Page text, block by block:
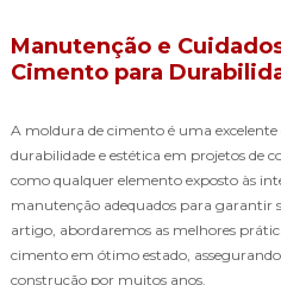
Manutenção e
Cimento para
A moldura de cimento é uma
durabilidade e estética em projetos de
como qualquer elemento exposto às
manutenção adequados para garantir
artigo, abordaremos as melhores
cimento em ótimo estado,
construção por muitos anos.